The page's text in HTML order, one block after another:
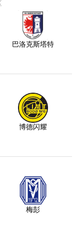
巴洛克斯塔特
博德闪耀
梅彭